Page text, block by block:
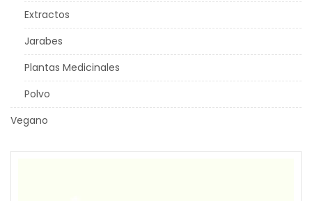
Extractos
Jarabes
Plantas Medicinales
Polvo
Vegano